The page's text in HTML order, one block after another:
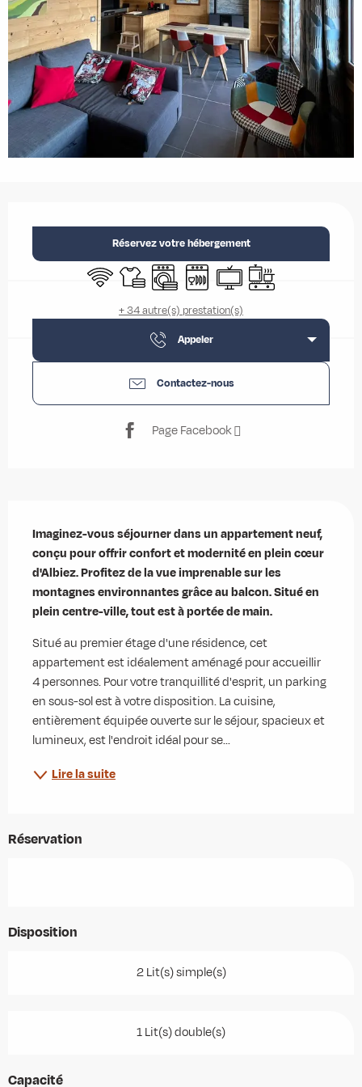
Réservez votre hébergement
WiFi Draps et linge
Lave lingeLave vaisselle
TélévisionPlaque de cuisson
+ 34 autre(s) prestation(s)
Appeler
Contactez-nous
Page Facebook
Imaginez-vous séjourner dans un appartement neuf,
conçu pour offrir confort et modernité en plein cœur
d'Albiez. Profitez de la vue imprenable sur les
montagnes environnantes grâce au balcon. Situé en
plein centre-ville, tout est à portée de main.
Situé au premier étage d'une résidence, cet
appartement est idéalement aménagé pour accueillir
4 personnes. Pour votre tranquillité d'esprit, un parking
en sous-sol est à votre disposition. La cuisine,
entièrement équipée ouverte sur le séjour, spacieux et
lumineux, est l'endroit idéal pour se...
Lire la suite
Réservation
Disposition
2 Lit(s) simple(s)
1 Lit(s) double(s)
Capacité